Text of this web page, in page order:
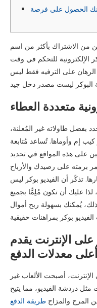
الحصول على فرصة
من الاشتراك بأكثر من اسم
الإلكترونية للتحكم في وقت
الرهان على الترفيه فقط ليس
متعددة العطاء
بفضل طاولاته غير المُعلنة،
كيب إم وأوماها.تُساعد مُتابعة
على هذه المواقع في تحديد
برمته على رصيدك والأرباح
تذكّر أن الفيديو بوكر ليس
عليك أن تكون مُلِمًّا بجميع
يُمكنك بسهولة ربح أموال
الإنترنت يقدم
أعلى معدلات الدفع
أصبحت الألعاب غير
دردشة الفيديو، مما يتيح
المرح والمزاح